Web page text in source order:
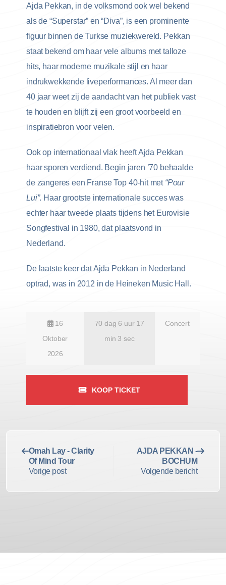
Ajda Pekkan, in de volksmond ook wel bekend
als de “Superstar” en “Diva”, is een prominente
figuur binnen de Turkse muziekwereld. Pekkan
staat bekend om haar vele albums met talloze
hits, haar moderne muzikale stijl en haar
indrukwekkende liveperformances. Al meer dan
40 jaar weet zij de aandacht van het publiek vast
te houden en blijft zij een groot voorbeeld en
inspiratiebron voor velen.
Ook op internationaal vlak heeft Ajda Pekkan
haar sporen verdiend. Begin jaren ’70 behaalde
de zangeres een Franse Top 40-hit met “Pour
Lui”. Haar grootste internationale succes was
echter haar tweede plaats tijdens het Eurovisie
Songfestival in 1980, dat plaatsvond in
Nederland.
De laatste keer dat Ajda Pekkan in Nederland
optrad, was in 2012 in de Heineken Music Hall.
16
Oktober
2026
70 dag 6 uur 17
min 2 sec
Concert
KOOP TICKET
Omah Lay - Clarity
Of Mind Tour
Vorige post
AJDA PEKKAN -
BOCHUM
Volgende bericht